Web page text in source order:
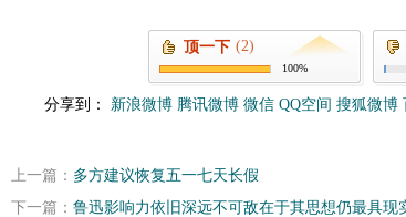
顶一下 (2)
100%
分享到： 新浪微博 腾讯微博 微信 QQ空间 搜狐微博
上一篇： 多方建议恢复五一七天长假
下一篇： 鲁迅影响力依旧深远不可敌在于其思想仍最具现